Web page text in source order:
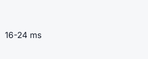
16-24 ms